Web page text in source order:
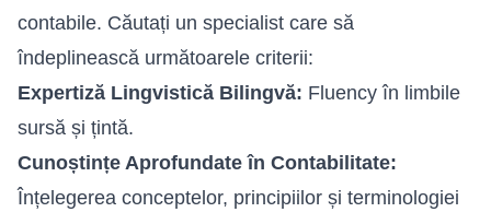
contabile. Căutați un specialist care să
îndeplinească următoarele criterii:
Expertiză Lingvistică Bilingvă: Fluency în limbile
sursă și țintă.
Cunoștințe Aprofundate în Contabilitate:
Înțelegerea conceptelor, principiilor și terminologiei